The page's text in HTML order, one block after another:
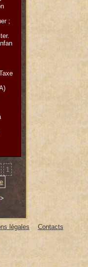
;
1
>
légales Contacts